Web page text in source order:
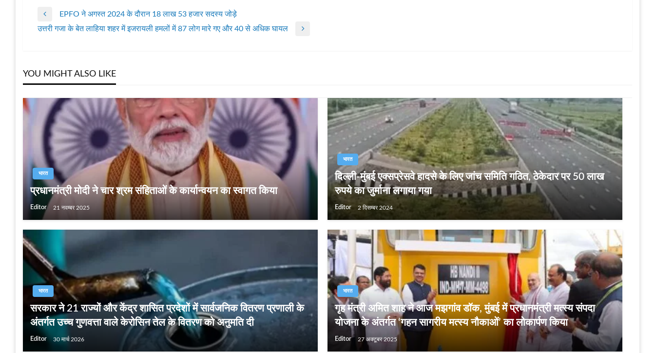
पोस्ट
Previous
Post
EPFO ने अगस्त 2024 के दौरान 18 लाख 53 हजार सदस्य जोड़े
Next
उत्तरी गजा के बेत लाहिया शहर में इजरायली हमलों में 87 लोग मारे गए और 40 से अधिक घायल
YOU MIGHT ALSO LIKE
भारत
प्रधानमंत्री मोदी ने चार श्रम संहिताओं के कार्यान्वयन का स्वागत किया
Editor 21 नवम्बर 2025
भारत
दिल्ली-मुंबई एक्सप्रेसवे हादसे के लिए जांच समिति गठित, ठेकेदार पर 50 लाख
रुपये का जुर्माना लगाया गया
Editor 2 दिसम्बर 2024
भारत
सरकार ने 21 राज्यों और केंद्र शासित प्रदेशों में सार्वजनिक वितरण प्रणाली के
अंतर्गत उच्‍च गुणवत्ता वाले केरोसिन तेल के वितरण को अनुमति दी
Editor 30 मार्च 2026
भारत
गृह मंत्री अमित शाह ने आज मझगांव डॉक, मुंबई में प्रधानमंत्री मत्स्य संपदा
योजना के अंतर्गत ‘गहन सागरीय मत्स्य नौकाओं’ का लोकार्पण किया
Editor 27 अक्टूबर 2025